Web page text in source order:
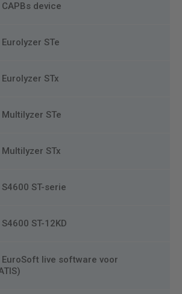
CAPBs device
Eurolyzer STe
Eurolyzer STx
Multilyzer STe
Multilyzer STx
S4600 ST-serie
ST-12KD
EuroSoft live software voor